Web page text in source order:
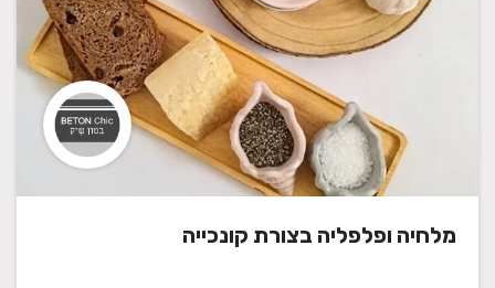
מלחיה ופלפליה בצורת קונכייה